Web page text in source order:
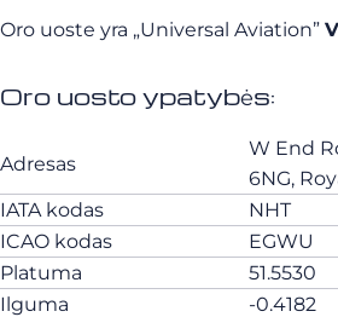
Oro uoste yra „Universal Aviation”
Oro uosto ypatybės:
Adresas
W End
6NG,
IATA kodas
NHT
ICAO kodas
EGWU
Platuma
51.5530
Ilguma
-0.4182